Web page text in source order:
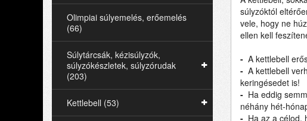
Olimpiai súlyemelés, erőemelés
(66)
Súlytárcsák, kézisúlyzók,
súlyzókészletek, súlyzórudak
(203)
Kettlebell (53)
súlyzóktól
vele, hogy ne
ellen kell
- A kettlebell
- A kettlebell
keringésedet is!
- Ha eddig
néhány hét-
- Ha az a célod,